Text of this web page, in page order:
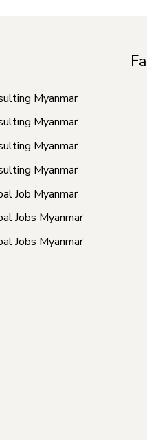
Myanmar
Myanmar
Myanmar
Myanmar
Job Myanmar
Jobs Myanmar
Jobs Myanmar